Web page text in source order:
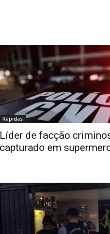
Rápidas
Líder de facção
capturado em